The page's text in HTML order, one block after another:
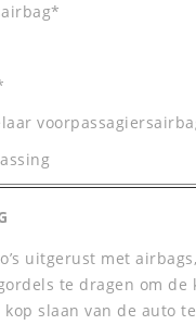
uitgerust met
te dragen om
kop slaan van de auto